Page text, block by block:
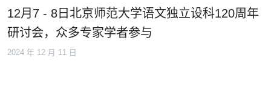
12月7 - 8日北京师范大学语文独立设科120周年
研讨会，众多专家学者参与
2024 年 12 月 11 日